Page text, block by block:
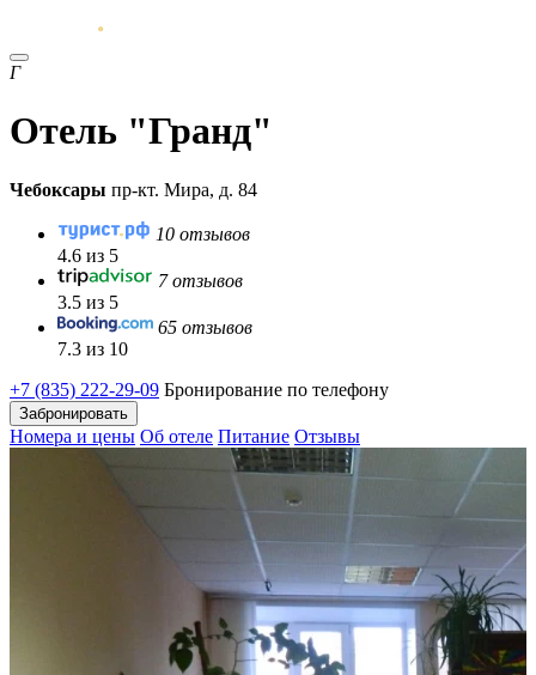
Г
Отель "Гранд"
Чебоксары пр-кт. Мира, д. 84
10 отзывов
4.6 из 5
7 отзывов
3.5 из 5
65 отзывов
7.3 из 10
+7 (835) 222-29-09 Бронирование по телефону
Забронировать
Номера и цены Об отеле Питание Отзывы